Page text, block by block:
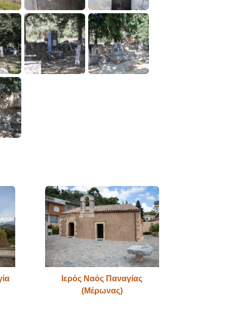
Ιερός Ναός Παναγίας
(Μέρωνας)